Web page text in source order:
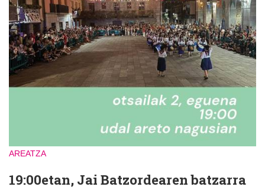
AREATZA
19:00etan, Jai Batzordearen batzarra